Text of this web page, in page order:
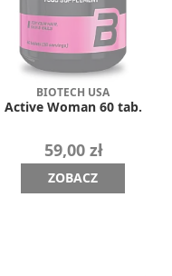
BIOTECH USA
Active Woman 60 tab.
59,00 zł
ZOBACZ